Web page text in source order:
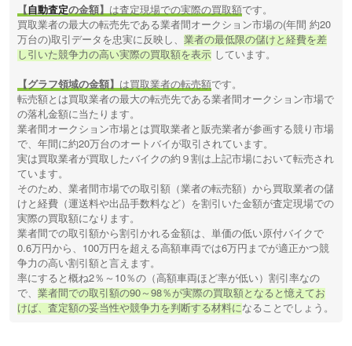
【自動査定の金額】 は査定現場での実際の買取額です。
買取業者の最大の転売先である業者間オークション市場の(年間 約20
万台の)取引データを忠実に反映し、業者の最低限の儲けと経費を差
し引いた競争力の高い実際の買取額を表示 しています。
【グラフ領域の金額】 は買取業者の転売額です。
転売額とは買取業者の最大の転売先である業者間オークション市場で
の落札金額に当たります。
業者間オークション市場とは買取業者と販売業者が参画する競り市場
で、年間に約20万台のオートバイが取引されています。
実は買取業者が買取したバイクの約９割は上記市場において転売され
ています。
そのため、業者間市場での取引額（業者の転売額）から買取業者の儲
けと経費（運送料や出品手数料など）を割引いた金額が査定現場での
実際の買取額になります。
業者間での取引額から割引かれる金額は、単価の低い原付バイクで
0.6万円から、100万円を超える高額車両では6万円までが適正かつ競
争力の高い割引額と言えます。
率にすると概ね2％～10％の（高額車両ほど率が低い）割引率なの
で、業者間での取引額の90～98％が実際の買取額となると憶えてお
けば、査定額の妥当性や競争力を判断する材料になることでしょう。